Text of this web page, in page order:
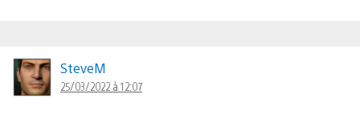
SteveM
25/03/2022 à 12:07